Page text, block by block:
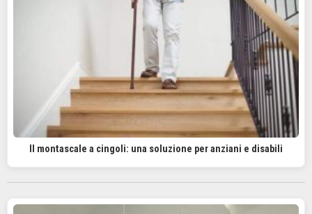
Il montascale a cingoli: una soluzione per anziani e disabili